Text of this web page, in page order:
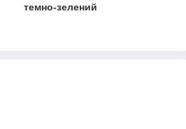
темно-зелений